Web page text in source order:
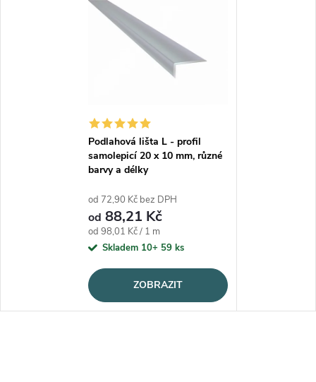
Podlahová lišta L - profil
samolepicí 20 x 10 mm, různé
barvy a délky
od 72,90 Kč bez DPH
od 88,21 Kč
Měrná cena:
od 98,01 Kč / 1 m
Skladem 10+ 59 ks
ZOBRAZIT